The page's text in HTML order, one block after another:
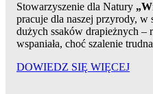
Stowarzyszenie dla Natury
pracuje dla naszej przyrody, w
dużych ssaków drapieżnych
wspaniała, choć szalenie
DOWIEDZ SIĘ WIĘCEJ